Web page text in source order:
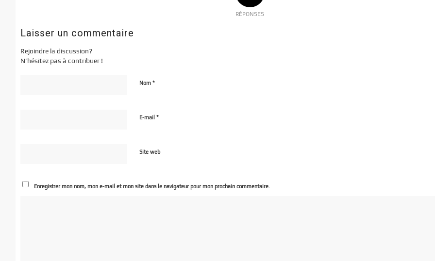
RÉPONSES
Laisser un commentaire
Rejoindre la discussion?
N’hésitez pas à contribuer !
Nom *
E-mail *
Site web
Enregistrer mon nom, mon e-mail et mon site dans le navigateur pour mon prochain commentaire.